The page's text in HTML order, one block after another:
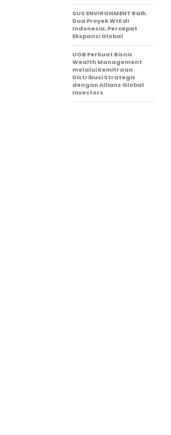
SUS ENVIRONMENT Raih
Dua Proyek WtE di
Indonesia, Percepat
Ekspansi Global
UOB Perkuat Bisnis
Wealth Management
melalui Kemitraan
Distribusi Strategis
dengan Allianz Global
Investors